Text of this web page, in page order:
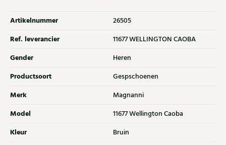
Artikelnummer 26505
Ref. leverancier 11677 WELLINGTON CAOBA
Gender Heren
Productsoort Gespschoenen
Merk Magnanni
Model 11677 Wellington Caoba
Kleur Bruin